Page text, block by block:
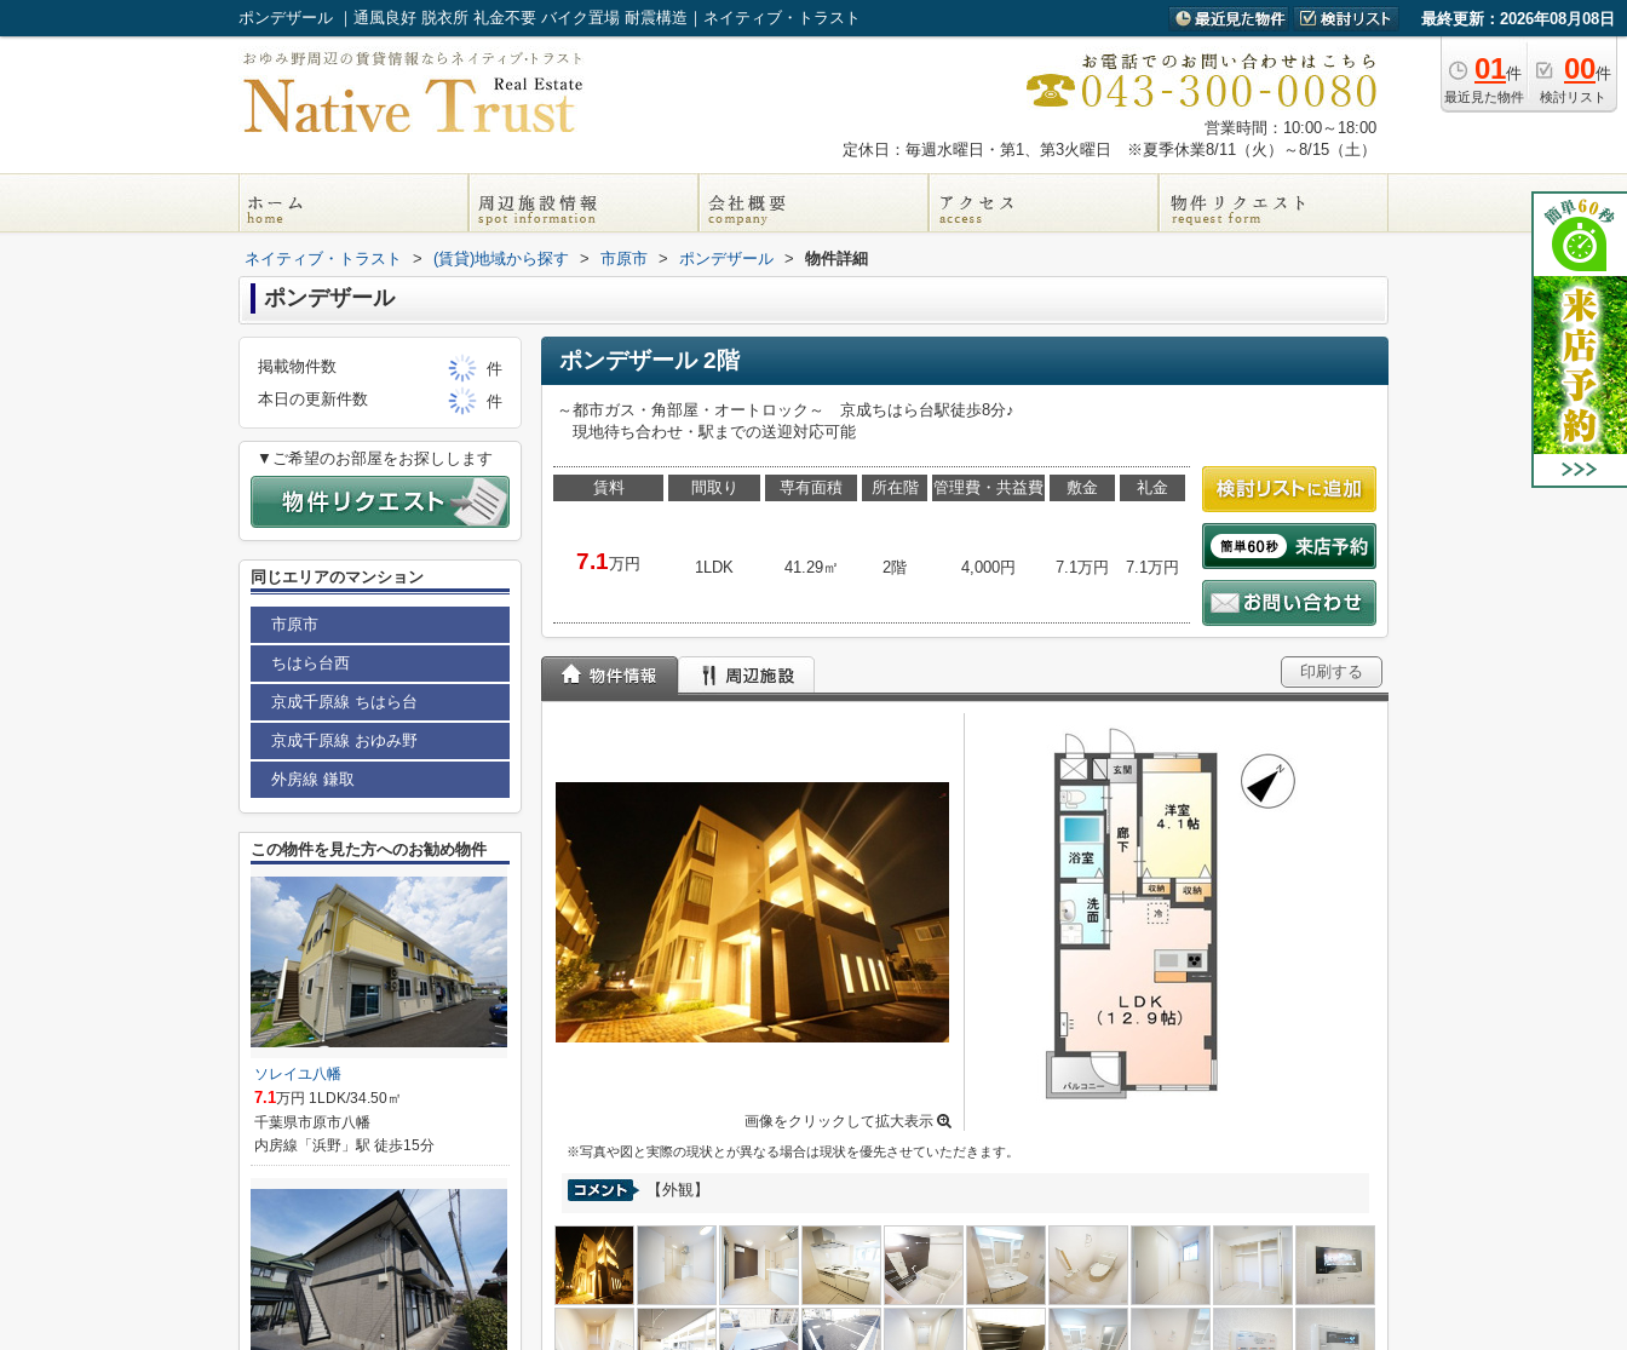
ポンデザール ｜通風良好 脱衣所 礼金不要 バイク置場 耐震構造｜ネイティブ・トラスト 最終更新：2026年08月08日
01件
最近見た物件
00件
検討リスト
営業時間：10:00～18:00
定休日：毎週水曜日・第1、第3火曜日 ※夏季休業8/11（火）～8/15（土）
ネイティブ・トラスト > (賃貸)地域から探す > 市原市 > ポンデザール > 物件詳細
ポンデザール
ポンデザール 2階
～都市ガス・角部屋・オートロック～ 京成ちはら台駅徒歩8分♪
現地待ち合わせ・駅までの送迎対応可能
賃料
7.1万円
間取り
1LDK
専有面積
41.29㎡
所在階
2階
管理費・共益費
4,000円
敷金
7.1万円
礼金
7.1万円
印刷する
画像をクリックして拡大表示
※写真や図と実際の現状とが異なる場合は現状を優先させていただきます。
【外観】
掲載物件数
件
本日の更新件数
件
▼ご希望のお部屋をお探しします
同じエリアのマンション
市原市
ちはら台西
京成千原線 ちはら台
京成千原線 おゆみ野
外房線 鎌取
この物件を見た方へのお勧め物件
ソレイユ八幡
7.1万円 1LDK/34.50㎡
千葉県市原市八幡
内房線「浜野」駅 徒歩15分